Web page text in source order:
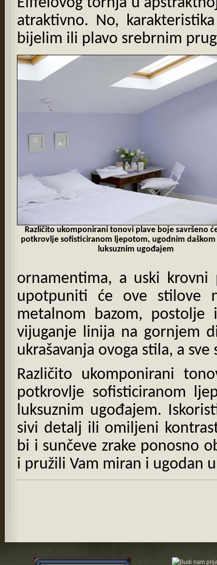
atraktivno. No,
bijelim ili plavo srebrnim
Različito ukomponirani tonovi plave boje savršeno
potkrovlje sofisticiranom ljepotom, ugodnim daškom
luksuznim ugođajem
ornamentima, a uski
upotpuniti će ove stilove
metalnom bazom,
vijuganje linija na gornjem
ukrašavanja ovoga stila, a
Različito ukomponirani
potkrovlje sofisticiranom
luksuznim ugođajem.
sivi detalj ili omiljeni
bi i sunčeve zrake ponosno
i pružili Vam miran i ugodan